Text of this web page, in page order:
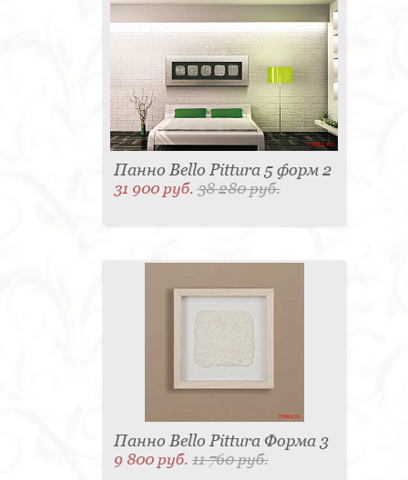
Панно Bello Pittura 5 форм 2
31 900 руб.38 280 руб.
Панно Bello Pittura Форма 3
9 800 руб.11 760 руб.